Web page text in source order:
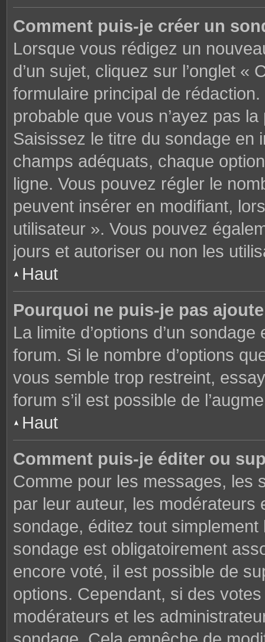
Comment puis-je créer un
Lorsque vous rédigez un
d’un sujet, cliquez sur l’onglet
formulaire principal de
probable que vous n’ayez pas
Saisissez le titre du sondage en
champs adéquats, chaque
ligne. Vous pouvez régler le
peuvent insérer en modifiant,
utilisateur ». Vous pouvez
jours et autoriser ou non les
Haut
Pourquoi ne puis-je pas
La limite d’options d’un
forum. Si le nombre d’options
vous semble trop restreint,
forum s’il est possible de
Haut
Comment puis-je éditer ou
Comme pour les messages, les
par leur auteur, les
sondage, éditez tout
sondage est obligatoirement
encore voté, il est possible de
options. Cependant, si des
modérateurs et les